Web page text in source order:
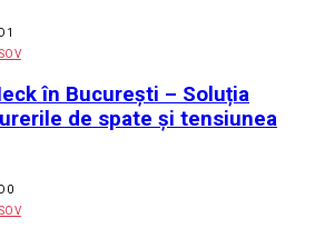
1
în București – Soluția
de spate și tensiunea
0